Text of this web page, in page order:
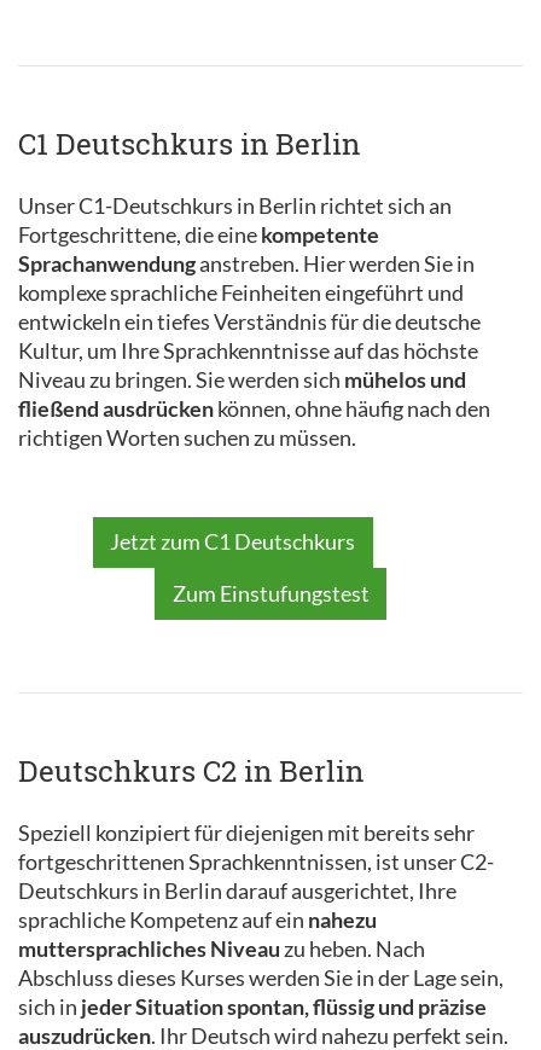
C1 Deutschkurs in Berlin
Unser C1-Deutschkurs in Berlin richtet sich an
Fortgeschrittene, die einekompetente
Sprachanwendunganstreben. Hier werden Sie in
komplexe sprachliche Feinheiten eingeführt und
entwickeln ein tiefes Verständnis für die deutsche
Kultur, um Ihre Sprachkenntnisse auf das höchste
Niveau zu bringen. Sie werden sich mühelos und
fließend ausdrückenkönnen, ohne häufig nach den
richtigen Worten suchen zu müssen.
Jetzt zum C1 Deutschkurs
Zum Einstufungstest
Deutschkurs C2 in Berlin
Speziell konzipiert für diejenigen mit bereits sehr
fortgeschrittenen Sprachkenntnissen, ist unser C2-
Deutschkurs in Berlin darauf ausgerichtet, Ihre
sprachliche Kompetenz auf ein nahezu
muttersprachliches Niveau zu heben. Nach
Abschluss dieses Kurses werden Sie in der Lage sein,
sich in jeder Situation spontan, flüssig und präzise
auszudrücken. Ihr Deutsch wird nahezu perfekt sein.